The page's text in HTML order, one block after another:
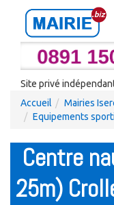
Site privé
Accueil
Mairies
Equipements
Centre
25m)